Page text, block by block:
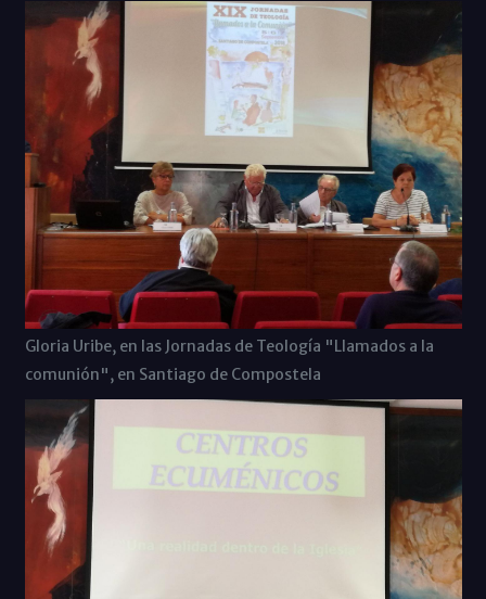
Gloria Uribe, en las Jornadas de Teología "Llamados a la
comunión", en Santiago de Compostela